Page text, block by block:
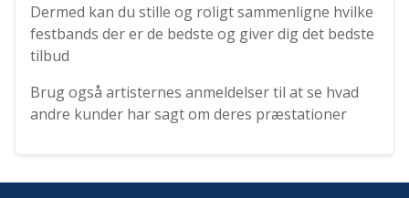
Dermed kan du stille og roligt sammenligne hvilke
festbands der er de bedste og giver dig det bedste
tilbud
Brug også artisternes anmeldelser til at se hvad
andre kunder har sagt om deres præstationer